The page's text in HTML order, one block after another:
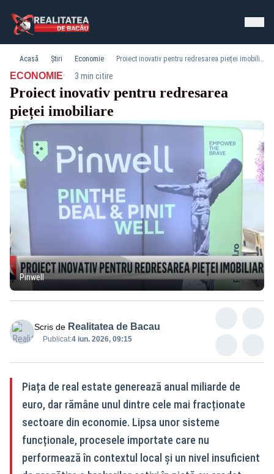
Acasă Știri Economie Proiect inovativ pentru redresarea pieței imobiliare
ECONOMIE· 3 min citire
Proiect inovativ pentru redresarea
pieței imobiliare
Pinwell
Scris de Realitatea de Bacau
Publicat:4 iun. 2026, 09:15
Piața de real estate generează anual miliarde de
euro, dar rămâne unul dintre cele mai fracționate
sectoare din economie. Lipsa unor sisteme
funcționale, procesele importate care nu
performează în contextul local și un nivel insuficient